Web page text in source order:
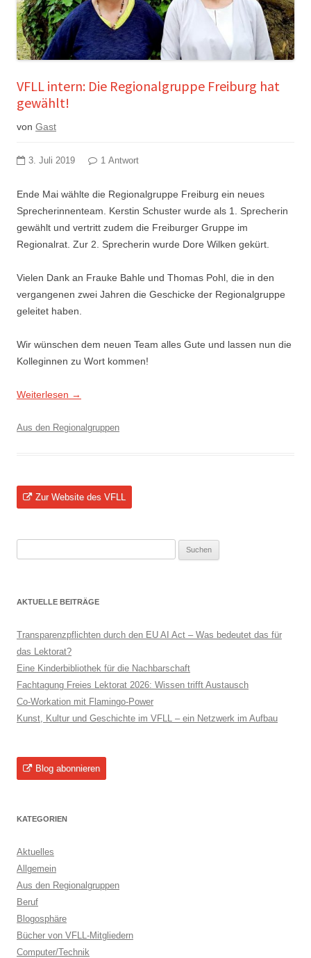
VFLL intern: Die Regionalgruppe Freiburg hat
gewählt!
von Gast
3. Juli 2019 1 Antwort
Ende Mai wählte die Regionalgruppe Freiburg ein neues
Sprecherinnenteam. Kerstin Schuster wurde als 1. Sprecherin
gewählt und vertritt zudem die Freiburger Gruppe im
Regionalrat. Zur 2. Sprecherin wurde Dore Wilken gekürt.
Vielen Dank an Frauke Bahle und Thomas Pohl, die in den
vergangenen zwei Jahren die Geschicke der Regionalgruppe
geleitet haben.
Wir wünschen dem neuen Team alles Gute und lassen nun die
Kolleginnen zu Wort kommen!
Weiterlesen →
Aus den Regionalgruppen
Zur Website des VFLL
AKTUELLE BEITRÄGE
Transparenzpflichten durch den EU AI Act – Was bedeutet das für
das Lektorat?
Eine Kinderbibliothek für die Nachbarschaft
Fachtagung Freies Lektorat 2026: Wissen trifft Austausch
Co-Workation mit Flamingo-Power
Kunst, Kultur und Geschichte im VFLL – ein Netzwerk im Aufbau
Blog abonnieren
KATEGORIEN
Aktuelles
Allgemein
Aus den Regionalgruppen
Beruf
Blogosphäre
Bücher von VFLL-Mitgliedern
Computer/Technik